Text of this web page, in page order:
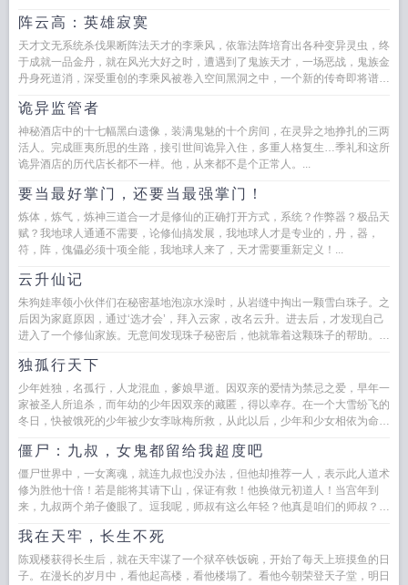
阵云高：英雄寂寞
天才文无系统杀伐果断阵法天才的李乘风，依靠法阵培育出各种变异灵虫，终
于成就一品金丹，就在风光大好之时，遭遇到了鬼族天才，一场恶战，鬼族金
丹身死道消，深受重创的李乘风被卷入空间黑洞之中，一个新的传奇即将谱
诡异监管者
神秘酒店中的十七幅黑白遗像，装满鬼魅的十个房间，在灵异之地挣扎的三两
活人。完成匪夷所思的生路，接引世间诡异入住，多重人格复生…季礼和这所
诡异酒店的历代店长都不一样。他，从来都不是个正常人。...
要当最好掌门，还要当最强掌门！
炼体，炼气，炼神三道合一才是修仙的正确打开方式，系统？作弊器？极品天
赋？我地球人通通不需要，论修仙搞发展，我地球人才是专业的，丹，器，
符，阵，傀儡必须十项全能，我地球人来了，天才需要重新定义！...
云升仙记
朱狗娃率领小伙伴们在秘密基地泡凉水澡时，从岩缝中掏出一颗雪白珠子。之
后因为家庭原因，通过‘选才会’，拜入云家，改名云升。进去后，才发现自己
进入了一个修仙家族。无意间发现珠子秘密后，他就靠着这颗珠子的帮助。从
独孤行天下
少年姓独，名孤行，人龙混血，爹娘早逝。因双亲的爱情为禁忌之爱，早年一
家被圣人所追杀，而年幼的少年因双亲的藏匿，得以幸存。在一个大雪纷飞的
冬日，快被饿死的少年被少女李咏梅所救，从此以后，少年和少女相依为命。
僵尸：九叔，女鬼都留给我超度吧
僵尸世界中，一女离魂，就连九叔也没办法，但他却推荐一人，表示此人道术
修为胜他十倍！若是能将其请下山，保证有救！他换做元初道人！当宫年到
来，九叔两个弟子傻眼了。逗我呢，师叔有这么年轻？他真是咱们的师叔？！
我在天牢，长生不死
陈观楼获得长生后，就在天牢谋了一个狱卒铁饭碗，开始了每天上班摸鱼的日
子。在漫长的岁月中，看他起高楼，看他楼塌了。看他今朝荣登天子堂，明日